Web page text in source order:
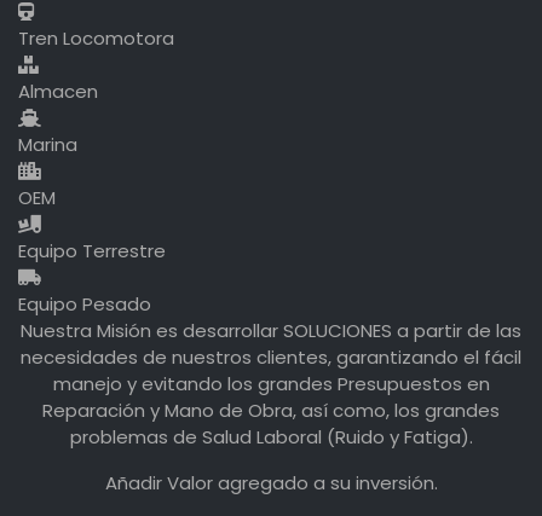
Tren Locomotora
Almacen
Marina
OEM
Equipo Terrestre
Equipo Pesado
Nuestra Misión es desarrollar SOLUCIONES a partir de las
necesidades de nuestros clientes, garantizando el fácil
manejo y evitando los grandes Presupuestos en
Reparación y Mano de Obra, así como, los grandes
problemas de Salud Laboral (Ruido y Fatiga).
Añadir Valor agregado a su inversión.